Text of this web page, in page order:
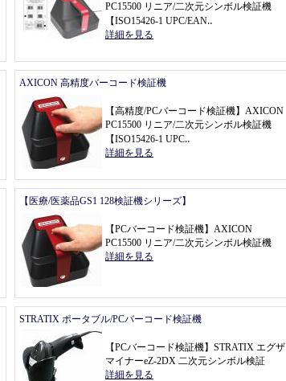
PC15500 リニア/二次元シンボル検証機
【ISO15426-1 UPC/EAN‥
詳細を見る
AXICON 高精度バーコード検証機
【高精度/PCバーコード検証機】 AXICON
PC15500 リニア/二次元シンボル検証機
【ISO15426-1 UPC‥
詳細を見る
【医療/医薬品GS1 128検証機シリーズ】
【PCバーコード検証機】 AXICON
PC15500 リニア/二次元シンボル検証機
詳細を見る
STRATIX ポータブル/PCバーコード検証機
【PCバーコード検証機】 STRATIX エグザ
マイナーeZ-2DX 二次元シンボル検証
詳細を見る